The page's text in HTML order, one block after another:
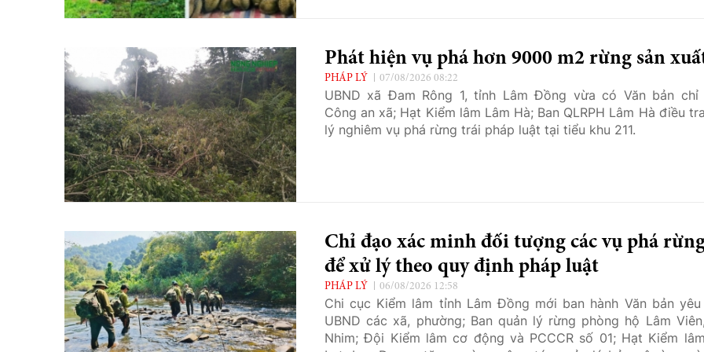
Phát hiện vụ phá hơn 9000 m2 rừng sản
PHÁP LÝ 07/08/2026 08:22
UBND xã Đam Rông 1, tỉnh Lâm Đồng vừa có Văn bản chỉ
Công an xã; Hạt Kiểm lâm Lâm Hà; Ban QLRPH Lâm Hà điều
lý nghiêm vụ phá rừng trái pháp luật tại tiểu khu 211.
Chỉ đạo xác minh đối tượng các vụ phá
để xử lý theo quy định pháp luật
PHÁP LÝ 06/08/2026 12:58
Chi cục Kiểm lâm tỉnh Lâm Đồng mới ban hành Văn bản yêu
UBND các xã, phường; Ban quản lý rừng phòng hộ Lâm
Nhim; Đội Kiểm lâm cơ động và PCCCR số 01; Hạt Kiểm